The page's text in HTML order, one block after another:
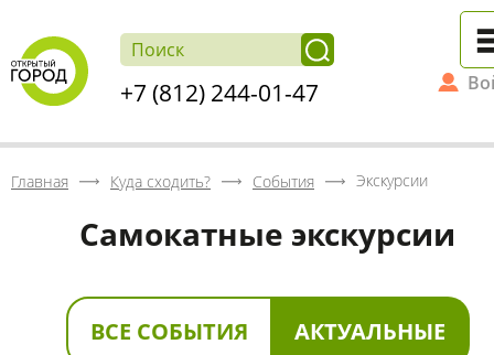
+7 (812) 244-01-47
Главная Куда сходить? События Экскурсии
Самокатные экскурсии
ВСЕ СОБЫТИЯ АКТУАЛЬНЫЕ